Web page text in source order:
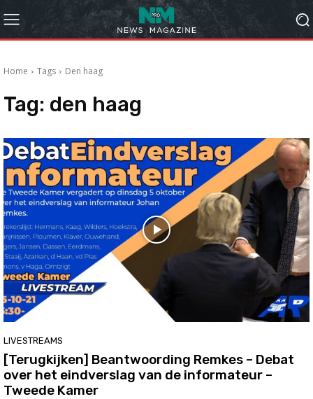
Home Tags Den haag
Tag: den haag
LIVESTREAMS
[Terugkijken] Beantwoording Remkes – Debat
over het eindverslag van de informateur –
Tweede Kamer